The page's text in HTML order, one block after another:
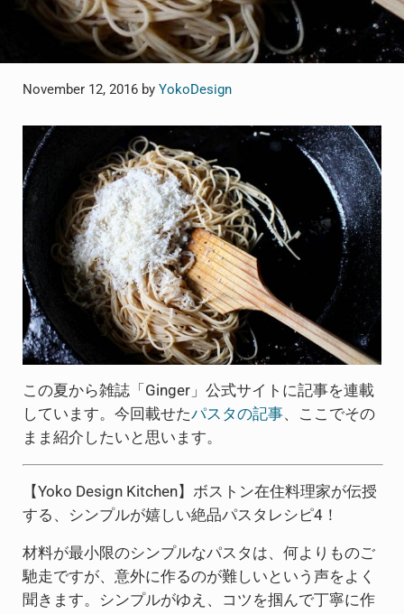
November 12, 2016 by YokoDesign
この夏から雑誌「Ginger」公式サイトに記事を連載
しています。今回載せたパスタの記事、ここでその
まま紹介したいと思います。
【Yoko Design Kitchen】ボストン在住料理家が伝授
する、シンプルが嬉しい絶品パスタレシピ4！
材料が最小限のシンプルなパスタは、何よりものご
馳走ですが、意外に作るのが難しいという声をよく
聞きます。シンプルがゆえ、コツを掴んで丁寧に作